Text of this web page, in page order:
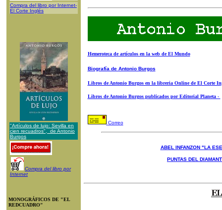
Compra del libro por Internet-
El Corte Inglés
"Artículos de lujo: Sevilla en
cien recuadros", de Antonio
Burgos
Compra del libro por
Internet
MONOGRÁFICOS DE "EL
REDCUADRO"
Hemeroteca de artículos en la web de El Mundo
Biografía de Antonio Burgos
Libros de Antonio Burgos en la libreria Online de El Corte
Libros de Antonio Burgos publicados por Editorial Planeta -
Correo
ABEL INFANZON "LA
PUNTAS DEL